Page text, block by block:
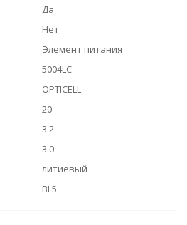
Да
Нет
Элемент питания
5004LC
OPTICELL
20
3.2
3.0
литиевый
BL5